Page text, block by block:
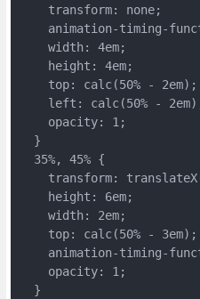
    transform: none;
animation-timing-
    width: 4em;
    height: 4em;
    top: calc(50% - 2em);
left: calc(50% -
    opacity: 1;
  }
  35%, 45% {
transform:
    height: 6em;
    width: 2em;
    top: calc(50% - 3em);
animation-timing-
    opacity: 1;
  }